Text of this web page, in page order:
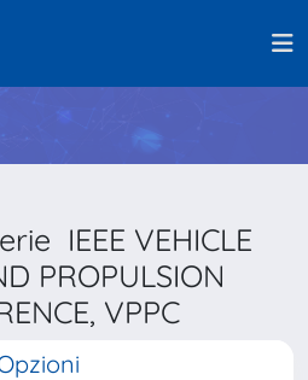
IEEE VEHICLE
PROPULSION
VPPC